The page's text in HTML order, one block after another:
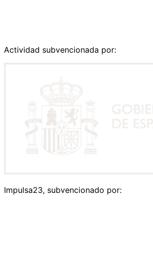
Actividad subvencionada por:
Impulsa23, subvencionado por: